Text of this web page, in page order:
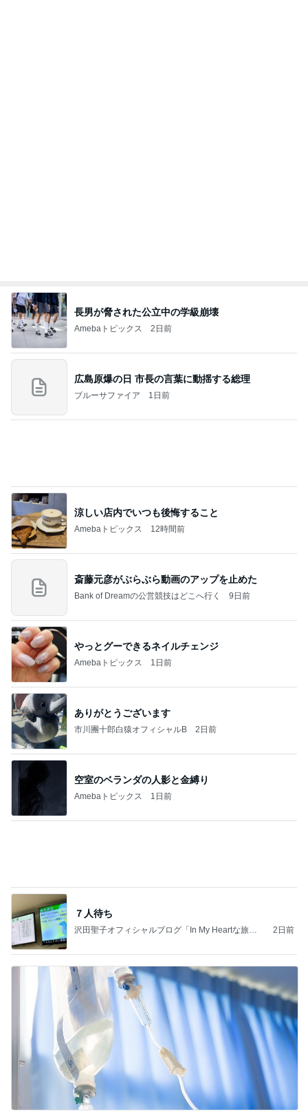
長男が脅された公立中の学級崩壊
Amebaトピックス 2日前
広島原爆の日 市長の言葉に動揺する総理
ブルーサファイア 1日前
涼しい店内でいつも後悔すること
Amebaトピックス 12時間前
斎藤元彦がぶらぶら動画のアップを止めた
Bank of Dreamの公営競技はどこへ行く 9日前
やっとグーできるネイルチェンジ
Amebaトピックス 1日前
ありがとうございます
市川團十郎白猿オフィシャルB 2日前
空室のベランダの人影と金縛り
Amebaトピックス 1日前
７人待ち
沢田聖子オフィシャルブログ「In My Heartな旅日
2日前